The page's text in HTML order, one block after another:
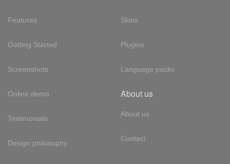
Features
Getting Started
Screenshots
Online demo
Testimonials
Design philosophy
Skins
Plugins
Language packs
About us
About us
Contact